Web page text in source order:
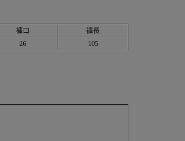
褲口
褲長
26 105